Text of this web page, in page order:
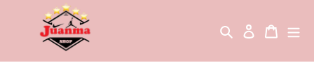
directamente
BuscarIngresar
Carrito